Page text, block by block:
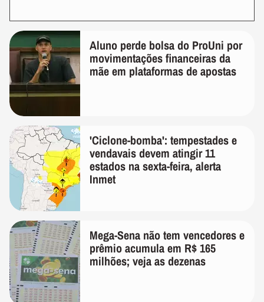
Aluno perde bolsa do ProUni por
movimentações financeiras da
mãe em plataformas de apostas
'Ciclone-bomba': tempestades e
vendavais devem atingir 11
estados na sexta-feira, alerta
Inmet
Mega-Sena não tem vencedores e
prêmio acumula em R$ 165
milhões; veja as dezenas